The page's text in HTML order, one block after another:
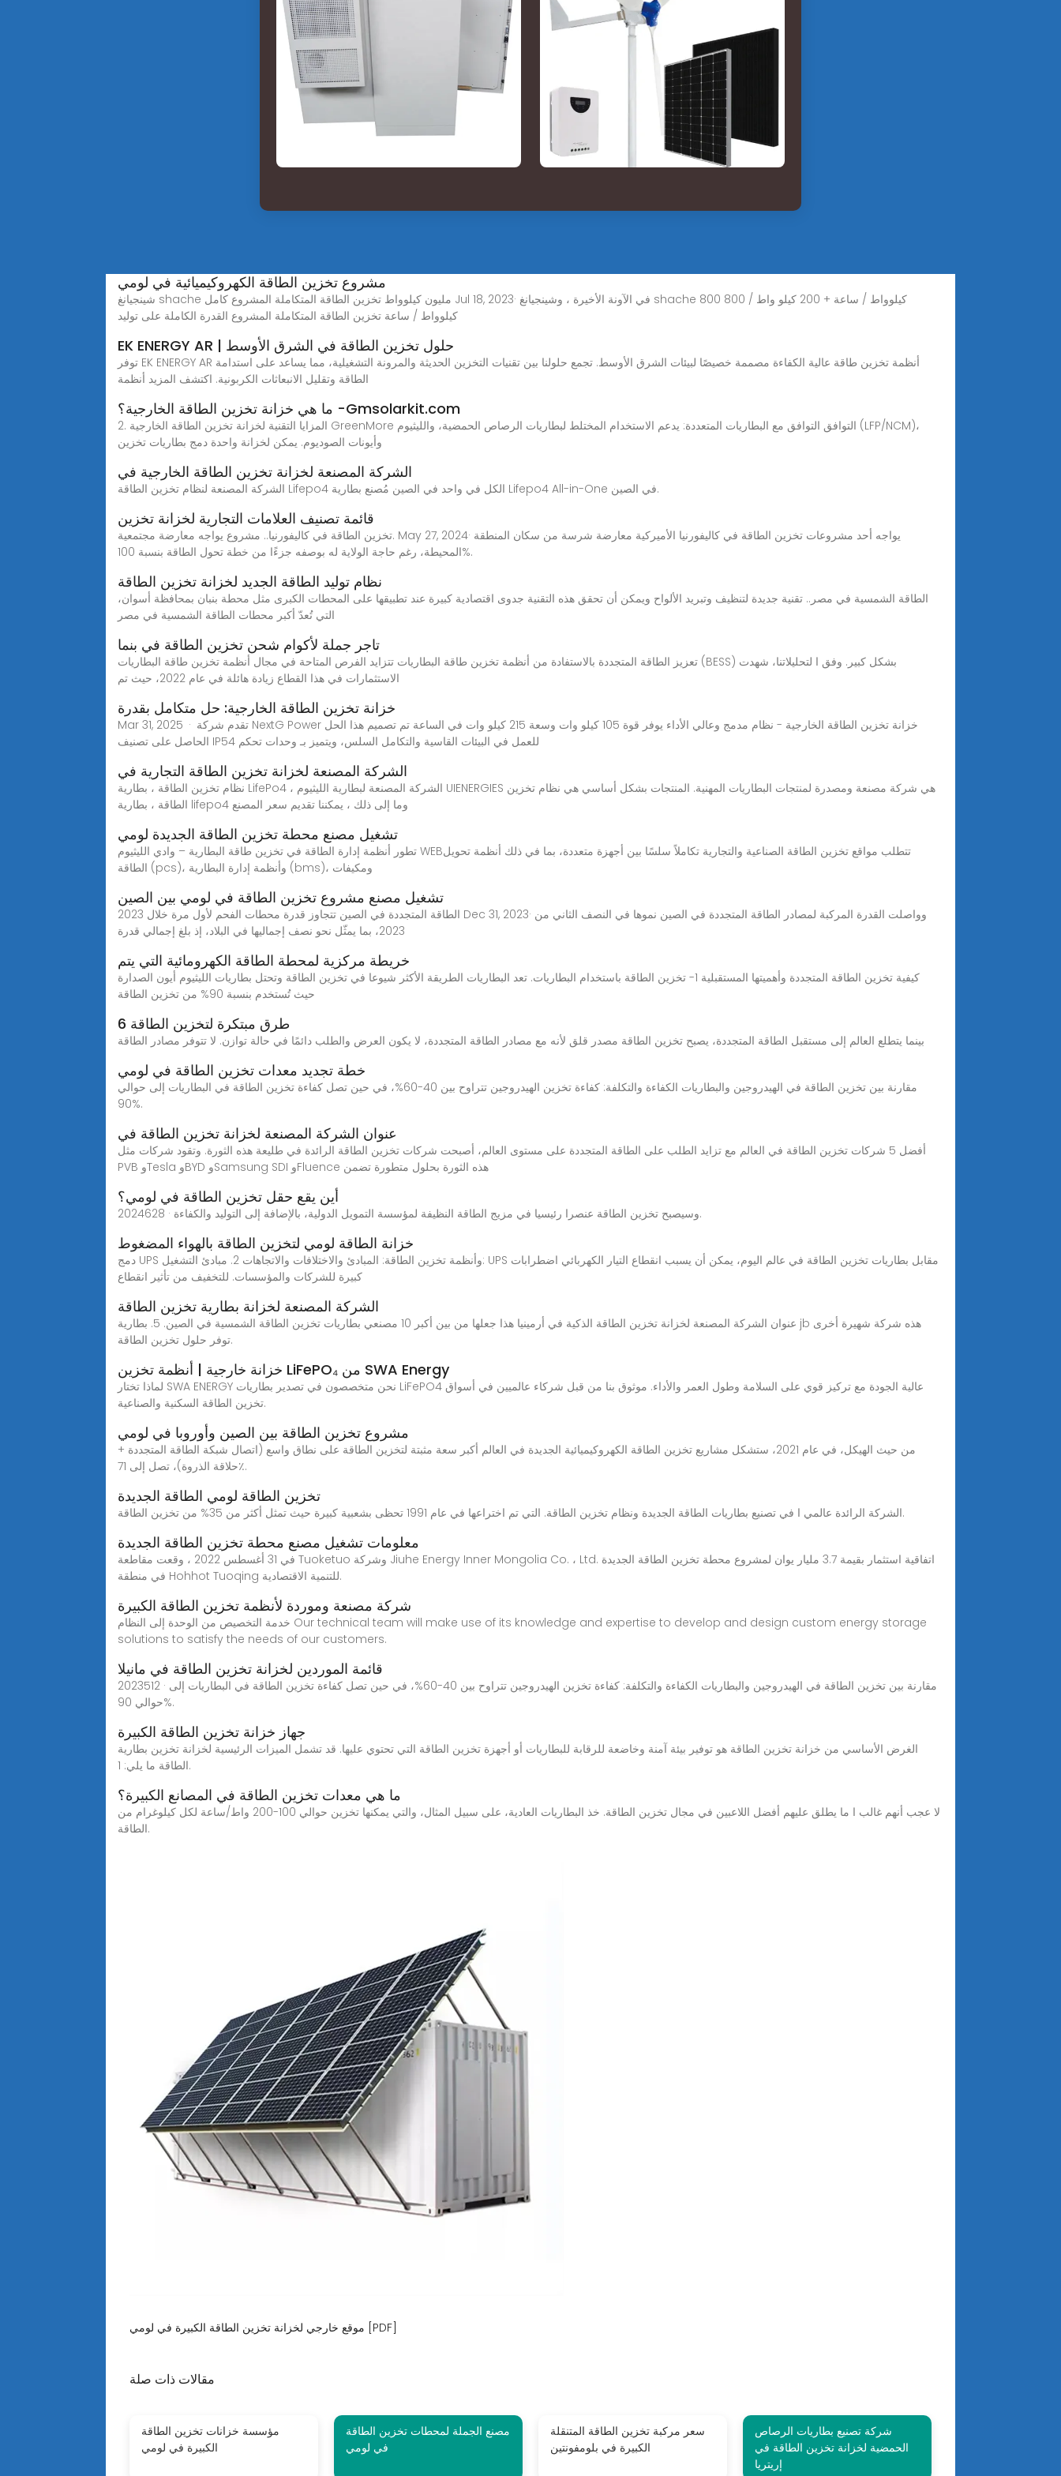
مشروع تخزين الطاقة الكهروكيميائية في لومي
شينجيانغ shache مليون كيلوواط تخزين الطاقة المتكاملة المشروع كامل Jul 18, 2023· في الآونة الأخيرة ، وشينجيانغ shache 800 كيلوواط / ساعة + 200 كيلو واط / 800
كيلوواط / ساعة تخزين الطاقة المتكاملة المشروع القدرة الكاملة على توليد
EK ENERGY AR | حلول تخزين الطاقة في الشرق الأوسط
توفر EK ENERGY AR أنظمة تخزين طاقة عالية الكفاءة مصممة خصيصًا لبيئات الشرق الأوسط. تجمع حلولنا بين تقنيات التخزين الحديثة والمرونة التشغيلية، مما يساعد على استدامة
الطاقة وتقليل الانبعاثات الكربونية. اكتشف المزيد أنظمة
ما هي خزانة تخزين الطاقة الخارجية؟ -Gmsolarkit.com
2. المزايا التقنية لخزانة تخزين الطاقة الخارجية GreenMore التوافق التوافق مع البطاريات المتعددة: يدعم الاستخدام المختلط لبطاريات الرصاص الحمضية، والليثيوم (LFP/NCM)،
وأيونات الصوديوم. يمكن لخزانة واحدة دمج بطاريات تخزين
الشركة المصنعة لخزانة تخزين الطاقة الخارجية في
الشركة المصنعة لنظام تخزين الطاقة Lifepo4 الكل في واحد في الصين مُصنع بطارية Lifepo4 All-in-One في الصين.
قائمة تصنيف العلامات التجارية لخزانة تخزين
تخزين الطاقة في كاليفورنيا.. مشروع يواجه معارضة مجتمعية. May 27, 2024· يواجه أحد مشروعات تخزين الطاقة في كاليفورنيا الأميركية معارضة شرسة من سكان المنطقة
المحيطة، رغم حاجة الولاية له بوصفه جزءًا من خطة تحول الطاقة بنسبة 100%.
نظام توليد الطاقة الجديد لخزانة تخزين الطاقة
الطاقة الشمسية في مصر.. تقنية جديدة لتنظيف وتبريد الألواح ويمكن أن تحقق هذه التقنية جدوى اقتصادية كبيرة عند تطبيقها على المحطات الكبرى مثل محطة بنبان بمحافظة أسوان،
التي تُعدّ أكبر محطات الطاقة الشمسية في مصر
تاجر جملة لأكوام شحن تخزين الطاقة في بنما
تعزيز الطاقة المتجددة بالاستفادة من أنظمة تخزين طاقة البطاريات تتزايد الفرص المتاحة في مجال أنظمة تخزين طاقة البطاريات (BESS) بشكل كبير. وفق ا لتحليلاتنا، شهدت
الاستثمارات في هذا القطاع زيادة هائلة في عام 2022، حيث تم
خزانة تخزين الطاقة الخارجية: حل متكامل بقدرة
Mar 31, 2025 · تقدم شركة NextG Power خزانة تخزين الطاقة الخارجية - نظام مدمج وعالي الأداء يوفر قوة 105 كيلو وات وسعة 215 كيلو وات في الساعة تم تصميم هذا الحل
الحاصل على تصنيف IP54 للعمل في البيئات القاسية والتكامل السلس، ويتميز بـ وحدات تحكم
الشركة المصنعة لخزانة تخزين الطاقة التجارية في
نظام تخزين الطاقة ، بطارية LifePo4 ، الشركة المصنعة لبطارية الليثيوم UIENERGIES هي شركة مصنعة ومصدرة لمنتجات البطاريات المهنية. المنتجات بشكل أساسي هي نظام تخزين
الطاقة ، بطارية lifepo4 وما إلى ذلك ، يمكننا تقديم سعر المصنع
تشغيل مصنع محطة تخزين الطاقة الجديدة لومي
تطور أنظمة إدارة الطاقة في تخزين طاقة البطارية – وادي الليثيوم WEBتتطلب مواقع تخزين الطاقة الصناعية والتجارية تكاملاً سلسًا بين أجهزة متعددة، بما في ذلك أنظمة تحويل
الطاقة (pcs)، وأنظمة إدارة البطارية (bms)، ومكيفات
تشغيل مصنع مشروع تخزين الطاقة في لومي بين الصين
الطاقة المتجددة في الصين تتجاوز قدرة محطات الفحم لأول مرة خلال 2023 Dec 31, 2023· وواصلت القدرة المركبة لمصادر الطاقة المتجددة في الصين نموها في النصف الثاني من
2023، بما يمثّل نحو نصف إجماليها في البلاد، إذ بلغ إجمالي قدرة
خريطة مركزية لمحطة الطاقة الكهرومائية التي يتم
كيفية تخزين الطاقة المتجددة وأهميتها المستقبلية 1- تخزين الطاقة باستخدام البطاريات. تعد البطاريات الطريقة الأكثر شيوعا في تخزين الطاقة وتحتل بطاريات الليثيوم أيون الصدارة
حيث تُستخدم بنسبة 90% من تخزين الطاقة
6 طرق مبتكرة لتخزين الطاقة
بينما يتطلع العالم إلى مستقبل الطاقة المتجددة، يصبح تخزين الطاقة مصدر قلق لأنه مع مصادر الطاقة المتجددة، لا يكون العرض والطلب دائمًا في حالة توازن. لا تتوفر مصادر الطاقة
خطة تجديد معدات تخزين الطاقة في لومي
مقارنة بين تخزين الطاقة في الهيدروجين والبطاريات الكفاءة والتكلفة: كفاءة تخزين الهيدروجين تتراوح بين 40-60%، في حين تصل كفاءة تخزين الطاقة في البطاريات إلى حوالي
90%.
عنوان الشركة المصنعة لخزانة تخزين الطاقة في
أفضل 5 شركات تخزين الطاقة في العالم مع تزايد الطلب على الطاقة المتجددة على مستوى العالم، أصبحت شركات تخزين الطاقة الرائدة في طليعة هذه الثورة. وتقود شركات مثل
PVB وTesla وBYD وSamsung SDI وFluence هذه الثورة بحلول متطورة تضمن
أين يقع حقل تخزين الطاقة في لومي؟
2024628 · وسيصبح تخزين الطاقة عنصرا رئيسيا في مزيج الطاقة النظيفة لمؤسسة التمويل الدولية، بالإضافة إلى التوليد والكفاءة.
خزانة الطاقة لومي لتخزين الطاقة بالهواء المضغوط
دمج UPS وأنظمة تخزين الطاقة: المبادئ والاختلافات والاتجاهات 2. مبادئ التشغيل: UPS مقابل بطاريات تخزين الطاقة في عالم اليوم، يمكن أن يسبب انقطاع التيار الكهربائي اضطرابات
كبيرة للشركات والمؤسسات. للتخفيف من تأثير انقطاع
الشركة المصنعة لخزانة بطارية تخزين الطاقة
عنوان الشركة المصنعة لخزانة تخزين الطاقة الذكية في أرمينيا هذا جعلها من بين أكبر 10 مصنعي بطاريات تخزين الطاقة الشمسية في الصين. 5. بطارية jb هذه شركة شهيرة أخرى
توفر حلول تخزين الطاقة.
خزانة خارجية | أنظمة تخزين LiFePO₄ من SWA Energy
لماذا تختار SWA ENERGY نحن متخصصون في تصدير بطاريات LiFePO4 عالية الجودة مع تركيز قوي على السلامة وطول العمر والأداء. موثوق بنا من قبل شركاء عالميين في أسواق
تخزين الطاقة السكنية والصناعية.
مشروع تخزين الطاقة بين الصين وأوروبا في لومي
من حيث الهيكل، في عام 2021، ستشكل مشاريع تخزين الطاقة الكهروكيميائية الجديدة في العالم أكبر سعة مثبتة لتخزين الطاقة على نطاق واسع (اتصال شبكة الطاقة المتجددة +
حلاقة الذروة)، تصل إلى 71٪.
تخزين الطاقة لومي الطاقة الجديدة
الشركة الرائدة عالمي ا في تصنيع بطاريات الطاقة الجديدة ونظام تخزين الطاقة. التي تم اختراعها في عام 1991 تحظى بشعبية كبيرة حيث تمثل أكثر من 35% من تخزين الطاقة.
معلومات تشغيل مصنع محطة تخزين الطاقة الجديدة
في 31 أغسطس 2022 ، وقعت مقاطعة Tuoketuo وشركة Jiuhe Energy Inner Mongolia Co. ، Ltd. اتفاقية استثمار بقيمة 3.7 مليار يوان لمشروع محطة تخزين الطاقة الجديدة
في منطقة Hohhot Tuoqing للتنمية الاقتصادية.
شركة مصنعة وموردة لأنظمة تخزين الطاقة الكبيرة
خدمة التخصيص من الوحدة إلى النظام Our technical team will make use of its knowledge and expertise to develop and design custom energy storage
solutions to satisfy the needs of our customers.
قائمة الموردين لخزانة تخزين الطاقة في مانيلا
2023512 · مقارنة بين تخزين الطاقة في الهيدروجين والبطاريات الكفاءة والتكلفة: كفاءة تخزين الهيدروجين تتراوح بين 40-60%، في حين تصل كفاءة تخزين الطاقة في البطاريات إلى
حوالي 90%.
جهاز خزانة تخزين الطاقة الكبيرة
الغرض الأساسي من خزانة تخزين الطاقة هو توفير بيئة آمنة وخاضعة للرقابة للبطاريات أو أجهزة تخزين الطاقة التي تحتوي عليها. قد تشمل الميزات الرئيسية لخزانة تخزين بطارية
الطاقة ما يلي: 1.
ما هي معدات تخزين الطاقة في المصانع الكبيرة؟
لا عجب أنهم غالب ا ما يطلق عليهم أفضل اللاعبين في مجال تخزين الطاقة. خذ البطاريات العادية، على سبيل المثال، والتي يمكنها تخزين حوالي 100-200 واط/ساعة لكل كيلوغرام من
الطاقة.
موقع خارجي لخزانة تخزين الطاقة الكبيرة في لومي [PDF]
مقالات ذات صلة
مؤسسة خزانات تخزين الطاقة
الكبيرة في لومي
مصنع الجملة لمحطات تخزين الطاقة
في لومي
سعر مركبة تخزين الطاقة المتنقلة
الكبيرة في بلومفونتين
شركة تصنيع بطاريات الرصاص
الحمضية لخزانة تخزين الطاقة في
إريتريا